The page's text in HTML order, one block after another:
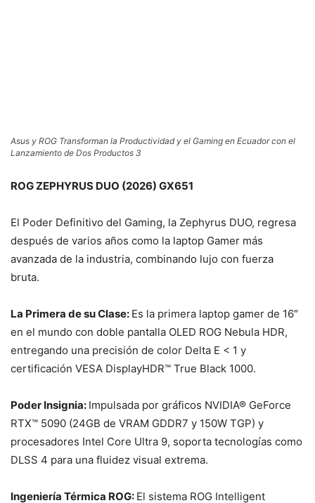
Asus y ROG Transforman la Productividad y el Gaming en Ecuador con el
Lanzamiento de Dos Productos 3
ROG ZEPHYRUS DUO (2026) GX651
El Poder Definitivo del Gaming, la Zephyrus DUO, regresa
después de varios años como la laptop Gamer más
avanzada de la industria, combinando lujo con fuerza
bruta.
La Primera de su Clase: Es la primera laptop gamer de 16″
en el mundo con doble pantalla OLED ROG Nebula HDR,
entregando una precisión de color Delta E < 1 y
certificación VESA DisplayHDR™ True Black 1000.
Poder Insignia: Impulsada por gráficos NVIDIA® GeForce
RTX™ 5090 (24GB de VRAM GDDR7 y 150W TGP) y
procesadores Intel Core Ultra 9, soporta tecnologías como
DLSS 4 para una fluidez visual extrema.
Ingeniería Térmica ROG: El sistema ROG Intelligent